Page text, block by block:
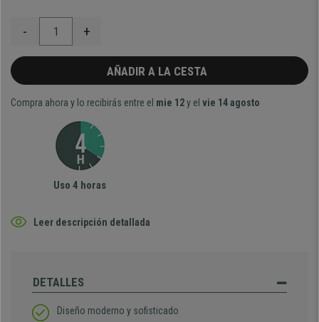
- +
AÑADIR A LA CESTA
Compra ahora y lo recibirás entre el mie 12y el vie 14 agosto
Uso 4 horas
Leer descripción detallada
DETALLES
Diseño moderno y sofisticado